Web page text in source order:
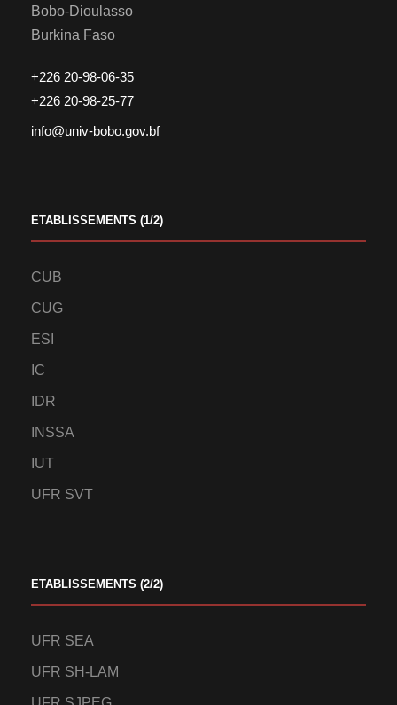
Bobo-Dioulasso
Burkina Faso
+226 20-98-06-35
+226 20-98-25-77
info@univ-bobo.gov.bf
ETABLISSEMENTS (1/2)
CUB
CUG
ESI
IC
IDR
INSSA
IUT
UFR SVT
ETABLISSEMENTS (2/2)
UFR SEA
UFR SH-LAM